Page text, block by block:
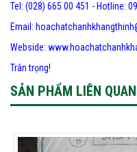
Tel: (028) 665 00 451 - Hotline:
Email:
Webside:
Trân trọng!
SẢN PHẨM LIÊN QUAN